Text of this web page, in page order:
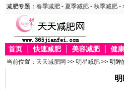
减肥专题： 春季减肥 - 夏季减肥 - 秋季减肥 -
首页 ┊ 快速减肥 ┊ 美容减肥 ┊ 健
当前位置： 天天减肥网 >> 明星减肥 >> 明眸